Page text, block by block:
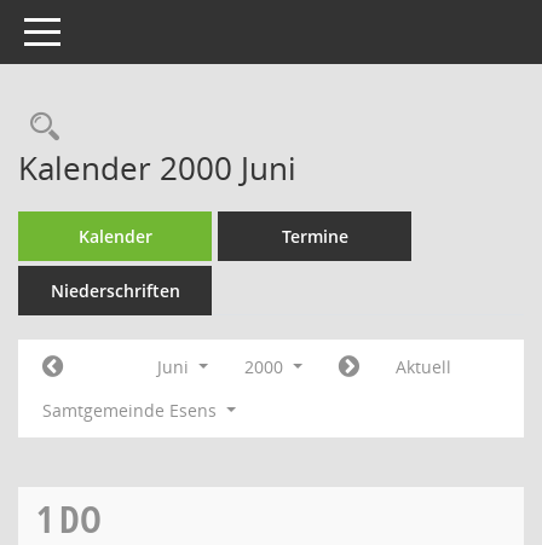
Toggle navigation
Rechercheauswahl
Kalender 2000 Juni
Kalender Termine
Niederschriften
Juni 2000
Aktuell
Samtgemeinde Esens
1 DO